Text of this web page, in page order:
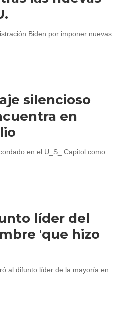
Biden por imponer nuevas
silencioso
en
en el U_S_ Capitol como
líder del
'que hizo
al difunto líder de la mayoría en